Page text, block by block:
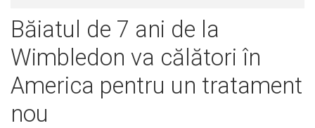
Băiatul de 7 ani de la
Wimbledon va călători în
America pentru un tratament
nou